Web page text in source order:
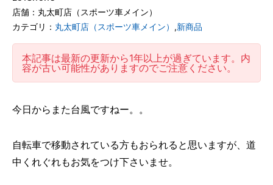
店舗：丸太町店（スポーツ車メイン）
カテゴリ： 丸太町店（スポーツ車メイン） ,新商品
本記事は最新の更新から1年以上が過ぎています。内
容が古い可能性がありますのでご注意ください。
今日からまた台風ですねー。。
自転車で移動されている方もおられると思いますが、道
中くれぐれもお気をつけ下さいませ。